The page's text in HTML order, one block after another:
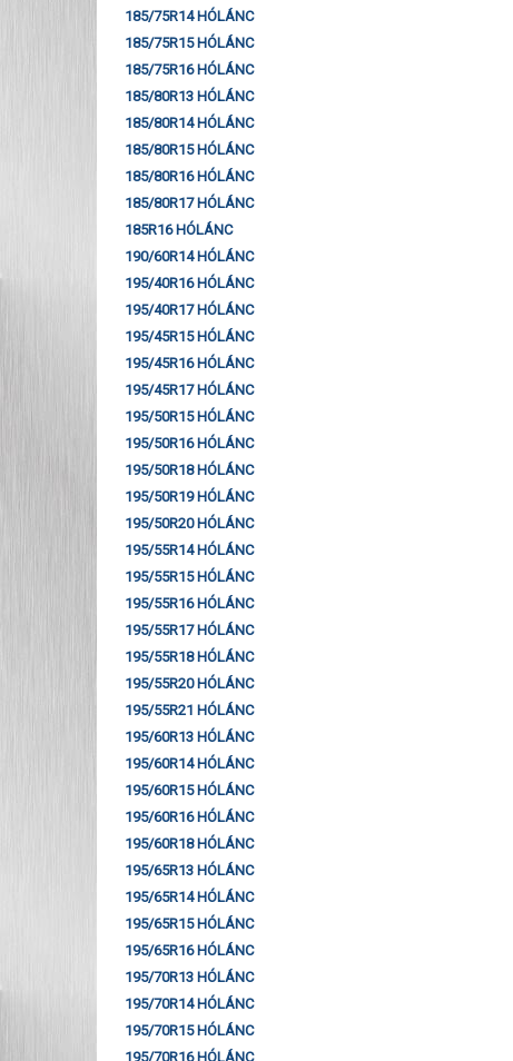
185/75R14 HÓLÁNC
185/75R15 HÓLÁNC
185/75R16 HÓLÁNC
185/80R13 HÓLÁNC
185/80R14 HÓLÁNC
185/80R15 HÓLÁNC
185/80R16 HÓLÁNC
185/80R17 HÓLÁNC
185R16 HÓLÁNC
190/60R14 HÓLÁNC
195/40R16 HÓLÁNC
195/40R17 HÓLÁNC
195/45R15 HÓLÁNC
195/45R16 HÓLÁNC
195/45R17 HÓLÁNC
195/50R15 HÓLÁNC
195/50R16 HÓLÁNC
195/50R18 HÓLÁNC
195/50R19 HÓLÁNC
195/50R20 HÓLÁNC
195/55R14 HÓLÁNC
195/55R15 HÓLÁNC
195/55R16 HÓLÁNC
195/55R17 HÓLÁNC
195/55R18 HÓLÁNC
195/55R20 HÓLÁNC
195/55R21 HÓLÁNC
195/60R13 HÓLÁNC
195/60R14 HÓLÁNC
195/60R15 HÓLÁNC
195/60R16 HÓLÁNC
195/60R18 HÓLÁNC
195/65R13 HÓLÁNC
195/65R14 HÓLÁNC
195/65R15 HÓLÁNC
195/65R16 HÓLÁNC
195/70R13 HÓLÁNC
195/70R14 HÓLÁNC
195/70R15 HÓLÁNC
195/70R16 HÓLÁNC